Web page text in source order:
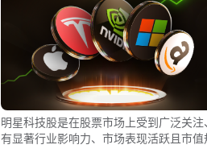
明星科技股是在股票市场上受到广泛关注
有显著行业影响力、市场表现活跃且市值